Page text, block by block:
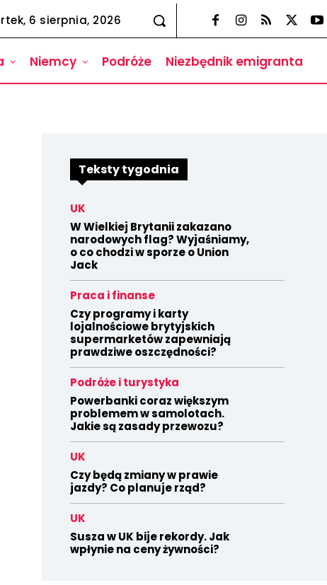
6 sierpnia, 2026
Niemcy Podróże Niezbędnik emigranta
Teksty tygodnia
UK
W Wielkiej Brytanii zakazano
narodowych flag? Wyjaśniamy,
o co chodzi w sporze o Union
Jack
Praca i finanse
Czy programy i karty
lojalnościowe brytyjskich
supermarketów zapewniają
prawdziwe oszczędności?
Podróże i turystyka
Powerbanki coraz większym
problemem w samolotach.
Jakie są zasady przewozu?
UK
Czy będą zmiany w prawie
jazdy? Co planuje rząd?
UK
Susza w UK bije rekordy. Jak
wpłynie na ceny żywności?